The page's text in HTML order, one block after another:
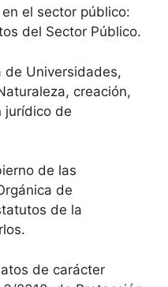
el sector público:
del Sector Público.
de Universidades,
creación,
jurídico de
de las
de
de la
de carácter